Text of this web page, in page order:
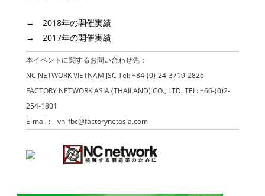
→ 2018年の開催実績
→ 2017年の開催実績
本イベントに関するお問い合わせ先：
NC NETWORK VIETNAM JSC Tel: +84-(0)-24-3719-2826
FACTORY NETWORK ASIA (THAILAND) CO., LTD. TEL: +66-(0)2-
254-1801
E-mail : vn_fbc@factorynetasia.com